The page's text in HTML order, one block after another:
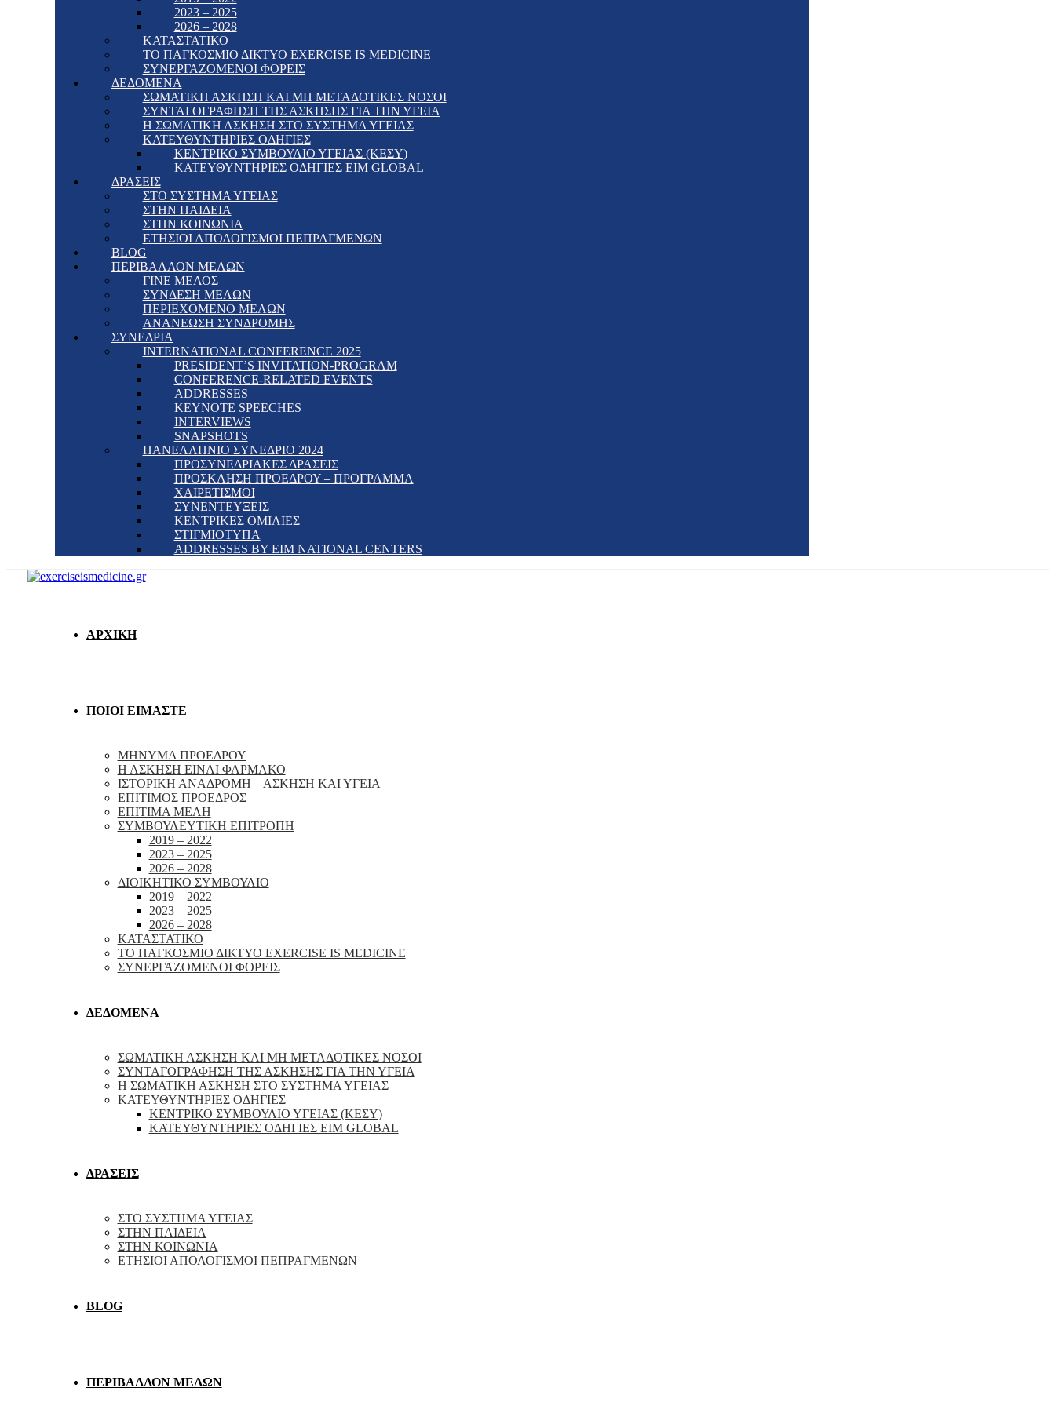
2023 – 2025
2026 – 2028
ΚΑΤΑΣΤΑΤΙΚΟ
ΤΟ ΠΑΓΚΟΣΜΙΟ ΔΙΚΤΥΟ EXERCISE IS MEDICINE
ΣΥΝΕΡΓΑΖΟΜΕΝΟΙ ΦΟΡΕΙΣ
ΔΕΔΟΜΕΝΑ
ΣΩΜΑΤΙΚΗ ΑΣΚΗΣΗ ΚΑΙ ΜΗ ΜΕΤΑΔΟΤΙΚΕΣ ΝΟΣΟΙ
ΣΥΝΤΑΓΟΓΡΑΦΗΣΗ ΤΗΣ ΑΣΚΗΣΗΣ ΓΙΑ ΤΗΝ ΥΓΕΙΑ
Η ΣΩΜΑΤΙΚΗ ΑΣΚΗΣΗ ΣΤΟ ΣΥΣΤΗΜΑ ΥΓΕΙΑΣ
ΚΑΤΕΥΘΥΝΤΗΡΙΕΣ ΟΔΗΓΙΕΣ
ΚΕΝΤΡΙΚΟ ΣΥΜΒΟΥΛΙΟ ΥΓΕΙΑΣ (ΚΕΣΥ)
ΚΑΤΕΥΘΥΝΤΗΡΙΕΣ ΟΔΗΓΙΕΣ EIM GLOBAL
ΔΡΑΣΕΙΣ
ΣΤΟ ΣΥΣΤΗΜΑ ΥΓΕΙΑΣ
ΣΤΗΝ ΠΑΙΔΕΙΑ
ΣΤΗΝ ΚΟΙΝΩΝΙΑ
ΕΤΗΣΙΟΙ ΑΠΟΛΟΓΙΣΜΟΙ ΠΕΠΡΑΓΜΕΝΩΝ
BLOG
ΠΕΡΙΒΑΛΛΟΝ ΜΕΛΩΝ
ΓΙΝΕ ΜΕΛΟΣ
ΣΥΝΔΕΣΗ ΜΕΛΩΝ
ΠΕΡΙΕΧΟΜΕΝΟ ΜΕΛΩΝ
ΑΝΑΝΕΩΣΗ ΣΥΝΔΡΟΜΗΣ
ΣΥΝΕΔΡΙΑ
INTERNATIONAL CONFERENCE 2025
PRESIDENT’S INVITATION-PROGRAM
CONFERENCE-RELATED EVENTS
ADDRESSES
KEYNOTE SPEECHES
INTERVIEWS
SNAPSHOTS
ΠΑΝΕΛΛΗΝΙΟ ΣΥΝΕΔΡΙΟ 2024
ΠΡΟΣΥΝΕΔΡΙΑΚΕΣ ΔΡΑΣΕΙΣ
ΠΡΟΣΚΛΗΣΗ ΠΡΟΕΔΡΟΥ – ΠΡΟΓΡΑΜΜΑ
ΧΑΙΡΕΤΙΣΜΟΙ
ΣΥΝΕΝΤΕΥΞΕΙΣ
ΚΕΝΤΡΙΚΕΣ ΟΜΙΛΙΕΣ
ΣΤΙΓΜΙΟΤΥΠΑ
ADDRESSES BY EIM NATIONAL CENTERS
ΑΡΧΙΚΗ
ΠΟΙΟΙ ΕΙΜΑΣΤΕ
ΜΗΝΥΜΑ ΠΡΟΕΔΡΟΥ
Η ΑΣΚΗΣΗ ΕΙΝΑΙ ΦΑΡΜΑΚΟ
ΙΣΤΟΡΙΚΗ ΑΝΑΔΡΟΜΗ – ΑΣΚΗΣΗ ΚΑΙ ΥΓΕΙΑ
ΕΠΙΤΙΜΟΣ ΠΡΟΕΔΡΟΣ
ΕΠΙΤΙΜΑ ΜΕΛΗ
ΣΥΜΒΟΥΛΕΥΤΙΚΗ ΕΠΙΤΡΟΠΗ
2019 – 2022
2023 – 2025
2026 – 2028
ΔΙΟΙΚΗΤΙΚΟ ΣΥΜΒΟΥΛΙΟ
2019 – 2022
2023 – 2025
2026 – 2028
ΚΑΤΑΣΤΑΤΙΚΟ
ΤΟ ΠΑΓΚΟΣΜΙΟ ΔΙΚΤΥΟ EXERCISE IS MEDICINE
ΣΥΝΕΡΓΑΖΟΜΕΝΟΙ ΦΟΡΕΙΣ
ΔΕΔΟΜΕΝΑ
ΣΩΜΑΤΙΚΗ ΑΣΚΗΣΗ ΚΑΙ ΜΗ ΜΕΤΑΔΟΤΙΚΕΣ ΝΟΣΟΙ
ΣΥΝΤΑΓΟΓΡΑΦΗΣΗ ΤΗΣ ΑΣΚΗΣΗΣ ΓΙΑ ΤΗΝ ΥΓΕΙΑ
Η ΣΩΜΑΤΙΚΗ ΑΣΚΗΣΗ ΣΤΟ ΣΥΣΤΗΜΑ ΥΓΕΙΑΣ
ΚΑΤΕΥΘΥΝΤΗΡΙΕΣ ΟΔΗΓΙΕΣ
ΚΕΝΤΡΙΚΟ ΣΥΜΒΟΥΛΙΟ ΥΓΕΙΑΣ (ΚΕΣΥ)
ΚΑΤΕΥΘΥΝΤΗΡΙΕΣ ΟΔΗΓΙΕΣ EIM GLOBAL
ΔΡΑΣΕΙΣ
ΣΤΟ ΣΥΣΤΗΜΑ ΥΓΕΙΑΣ
ΣΤΗΝ ΠΑΙΔΕΙΑ
ΣΤΗΝ ΚΟΙΝΩΝΙΑ
ΕΤΗΣΙΟΙ ΑΠΟΛΟΓΙΣΜΟΙ ΠΕΠΡΑΓΜΕΝΩΝ
BLOG
ΠΕΡΙΒΑΛΛΟΝ ΜΕΛΩΝ